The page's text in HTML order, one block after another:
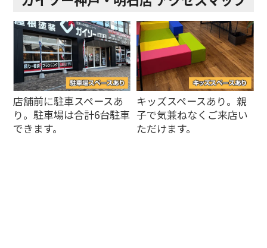
店舗前に駐車スペースあ
り。駐車場は合計6台駐車
できます。
キッズスペースあり。親
子で気兼ねなくご来店い
ただけます。